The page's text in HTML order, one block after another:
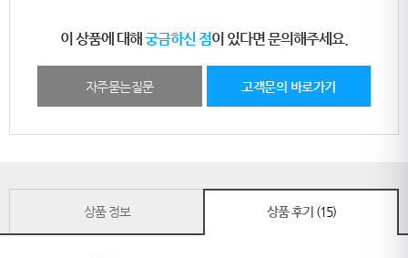
이 상품에 대해 궁금하신 점이 있다면 문의해주세요.
자주묻는질문 고객문의 바로가기
상품 정보 상품 후기 (15)